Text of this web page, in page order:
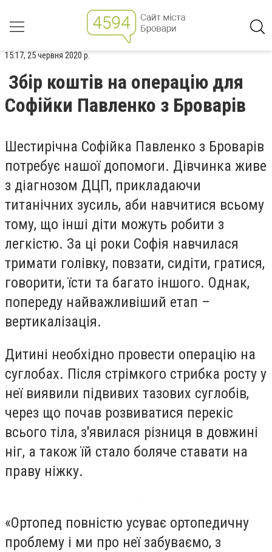
15:17, 25 червня 2020 р.
Збір коштів на операцію для
Софійки Павленко з Броварів
Шестирічна Софійка Павленко з Броварів
потребує нашої допомоги. Дівчинка живе
з діагнозом ДЦП, прикладаючи
титанічних зусиль, аби навчитися всьому
тому, що інші діти можуть робити з
легкістю. За ці роки Софія навчилася
тримати голівку, повзати, сидіти, гратися,
говорити, їсти та багато іншого. Однак,
попереду найважливіший етап –
вертикалізація.
Дитині необхідно провести операцію на
суглобах. Після стрімкого стрибка росту у
неї виявили підвивих тазових суглобів,
через що почав розвиватися перекіс
всього тіла, з'явилася різниця в довжині
ніг, а також їй стало боляче ставати на
праву ніжку.
«Ортопед повністю усуває ортопедичну
проблему і ми про неї забуваємо, з